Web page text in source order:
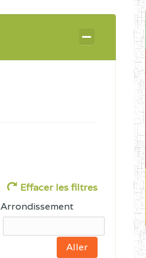
Effacer les filtres
Arrondissement